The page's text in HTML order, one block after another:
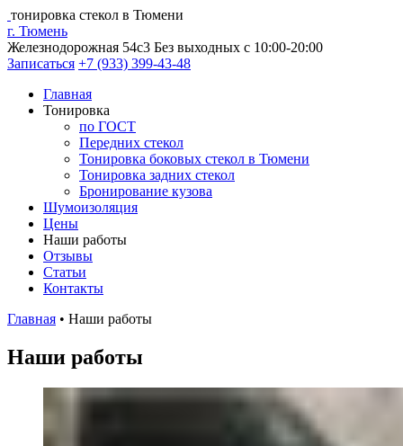
тонировка стекол в Тюмени
г. Тюмень
Железнодорожная 54с3 Без выходных с 10:00-20:00
Записаться +7 (933) 399-43-48
Главная
Тонировка
по ГОСТ
Передних стекол
Тонировка боковых стекол в Тюмени
Тонировка задних стекол
Бронирование кузова
Шумоизоляция
Цены
Наши работы
Отзывы
Статьи
Контакты
Главная • Наши работы
Наши работы